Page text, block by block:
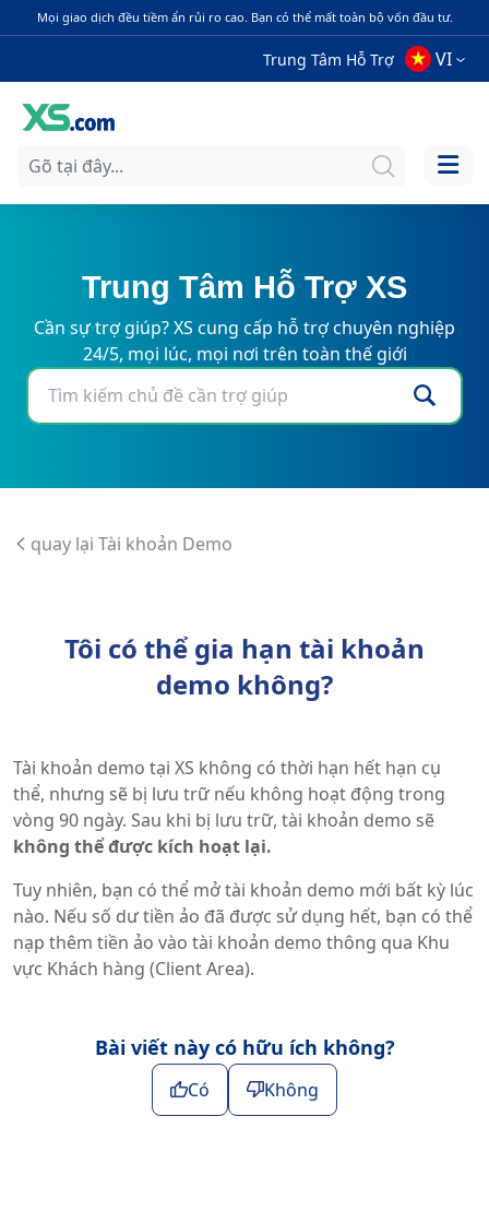
Mọi giao dịch đều tiềm ẩn rủi ro cao. Bạn có thể mất toàn bộ vốn đầu tư.
Trung Tâm Hỗ Trợ VI
Trung Tâm Hỗ Trợ XS
Cần sự trợ giúp? XS cung cấp hỗ trợ chuyên nghiệp
24/5, mọi lúc, mọi nơi trên toàn thế giới
quay lại Tài khoản Demo
Tôi có thể gia hạn tài khoản
demo không?
Tài khoản demo tại XS không có thời hạn hết hạn cụ
thể, nhưng sẽ bị lưu trữ nếu không hoạt động trong
vòng 90 ngày. Sau khi bị lưu trữ, tài khoản demo sẽ
không thể được kích hoạt lại.
Tuy nhiên, bạn có thể mở tài khoản demo mới bất kỳ lúc
nào. Nếu số dư tiền ảo đã được sử dụng hết, bạn có thể
nạp thêm tiền ảo vào tài khoản demo thông qua Khu
vực Khách hàng (Client Area).
Bài viết này có hữu ích không?
Có Không